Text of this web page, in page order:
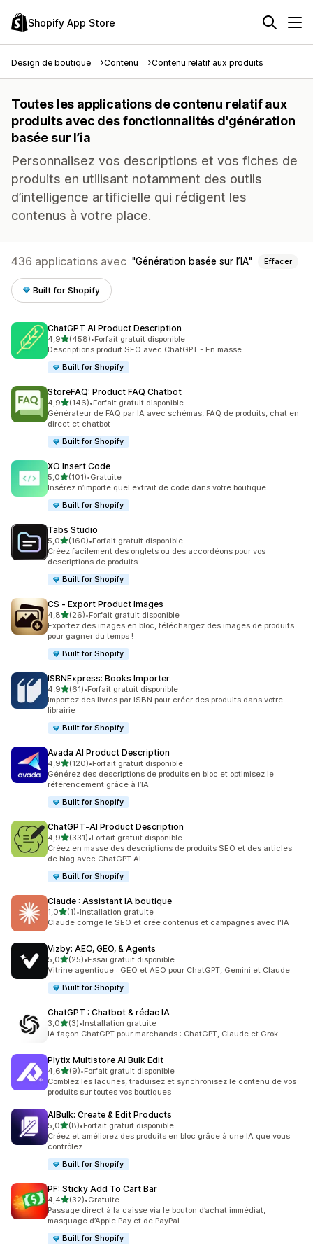
Shopify App Store
Design de boutique Contenu Contenu relatif aux produits
Toutes les applications de contenu relatif aux
produits avec des fonctionnalités d'génération
basée sur l’ia
Personnalisez vos descriptions et vos fiches de
produits en utilisant notamment des outils
d’intelligence artificielle qui rédigent les
contenus à votre place.
436 applications avec Génération basée sur l’IA Effacer
Built for Shopify
ChatGPT AI Product Description
4,9étoile(s) sur 5
(458)
458 avis au total
•Forfait gratuit disponible
Descriptions produit SEO avec ChatGPT - En masse
Built for Shopify
StoreFAQ: Product FAQ Chatbot
4,9étoile(s) sur 5
(146)
146 avis au total
•Forfait gratuit disponible
Générateur de FAQ par IA avec schémas, FAQ de produits, chat en
direct et chatbot
Built for Shopify
XO Insert Code
5,0étoile(s) sur 5
(101)
101 avis au total
•Gratuite
Insérez n’importe quel extrait de code dans votre boutique
Built for Shopify
Tabs Studio
5,0étoile(s) sur 5
(160)
160 avis au total
•Forfait gratuit disponible
Créez facilement des onglets ou des accordéons pour vos
descriptions de produits
Built for Shopify
CS ‑ Export Product Images
4,8étoile(s) sur 5
(26)
26 avis au total
•Forfait gratuit disponible
Exportez des images en bloc, téléchargez des images de produits
pour gagner du temps !
Built for Shopify
ISBNExpress: Books Importer
4,9étoile(s) sur 5
(61)
61 avis au total
•Forfait gratuit disponible
Importez des livres par ISBN pour créer des produits dans votre
librairie
Built for Shopify
Avada AI Product Description
4,9étoile(s) sur 5
(120)
120 avis au total
•Forfait gratuit disponible
Générez des descriptions de produits en bloc et optimisez le
référencement grâce à l’IA
Built for Shopify
ChatGPT‑AI Product Description
4,9étoile(s) sur 5
(331)
331 avis au total
•Forfait gratuit disponible
Créez en masse des descriptions de produits SEO et des articles
de blog avec ChatGPT AI
Built for Shopify
Claude : Assistant IA boutique
1,0étoile(s) sur 5
(1)
1 avis au total
•Installation gratuite
Claude corrige le SEO et crée contenus et campagnes avec l'IA
Vizby: AEO, GEO, & Agents
5,0étoile(s) sur 5
(25)
25 avis au total
•Essai gratuit disponible
Vitrine agentique : GEO et AEO pour ChatGPT, Gemini et Claude
Built for Shopify
ChatGPT : Chatbot & rédac IA
3,0étoile(s) sur 5
(3)
3 avis au total
•Installation gratuite
IA façon ChatGPT pour marchands : ChatGPT, Claude et Grok
Plytix Multistore AI Bulk Edit
4,6étoile(s) sur 5
(9)
9 avis au total
•Forfait gratuit disponible
Comblez les lacunes, traduisez et synchronisez le contenu de vos
produits sur toutes vos boutiques
AIBulk: Create & Edit Products
5,0étoile(s) sur 5
(8)
8 avis au total
•Forfait gratuit disponible
Créez et améliorez des produits en bloc grâce à une IA que vous
contrôlez.
Built for Shopify
PF: Sticky Add To Cart Bar
4,4étoile(s) sur 5
(32)
32 avis au total
•Gratuite
Passage direct à la caisse via le bouton d’achat immédiat,
masquage d’Apple Pay et de PayPal
Built for Shopify